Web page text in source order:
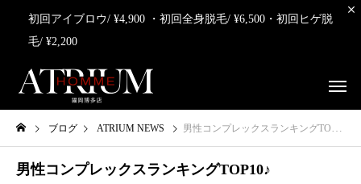
初回アイブロウ/ ¥4,900 ・初回全身脱毛/ ¥6,500・初回ヒゲ脱
毛/ ¥2,200
ブログ ATRIUM NEWS 男性コンプレックスランキングTOP10♪
男性コンプレックスランキングTOP10♪